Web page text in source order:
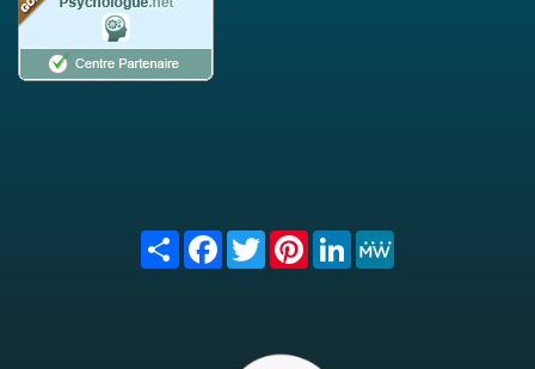
Share FacebookTwitterPinterest
LinkedIn